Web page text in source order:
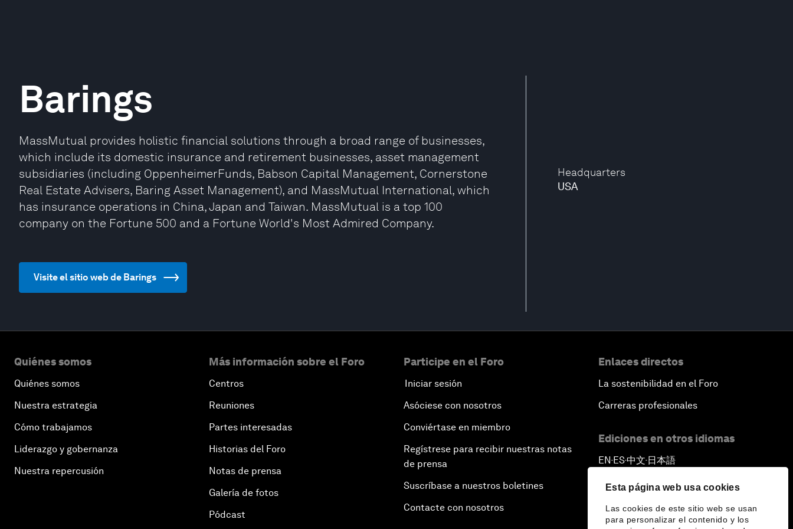
Esta página web usa cookies
Las cookies de este sitio web se usan
para personalizar el contenido y los
Headquarters
USA
Barings
MassMutual provides holistic financial solutions through a broad range of businesses,
which include its domestic insurance and retirement businesses, asset management
subsidiaries (including OppenheimerFunds, Babson Capital Management, Cornerstone
Real Estate Advisers, Baring Asset Management), and MassMutual International, which
has insurance operations in China, Japan and Taiwan. MassMutual is a top 100
company on the Fortune 500 and a Fortune World's Most Admired Company.
Visite el sitio web de Barings
Quiénes somos
Quiénes somos
Nuestra estrategia
Cómo trabajamos
Liderazgo y gobernanza
Nuestra repercusión
Más información sobre el Foro
Centros
Reuniones
Partes interesadas
Historias del Foro
Notas de prensa
Galería de fotos
Pódcast
Participe en el Foro
Iniciar sesión
Asóciese con nosotros
Conviértase en miembro
Regístrese para recibir nuestras notas
de prensa
Suscríbase a nuestros boletines
Contacte con nosotros
Enlaces directos
La sostenibilidad en el Foro
Carreras profesionales
Ediciones en otros idiomas
EN ▪ES▪中文▪ 日本語